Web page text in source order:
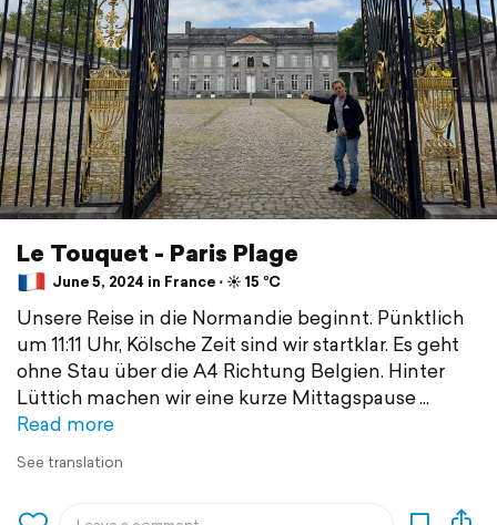
Le Touquet - Paris Plage
June 5, 2024 in France ⋅ ☀️ 15 °C
Unsere Reise in die Normandie beginnt. Pünktlich
um 11:11 Uhr, Kölsche Zeit sind wir startklar. Es geht
ohne Stau über die A4 Richtung Belgien. Hinter
Lüttich machen wir eine kurze Mittagspause
Read more
See translation